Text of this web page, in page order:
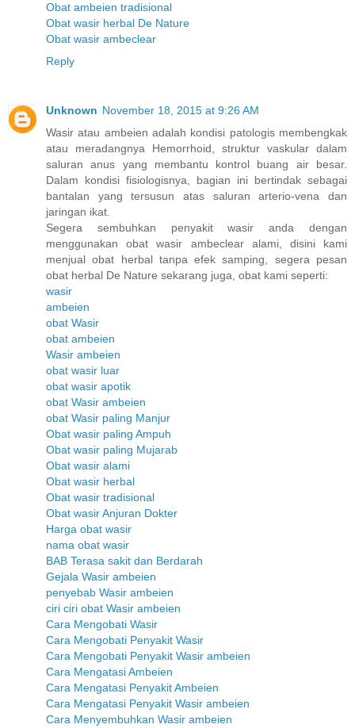
Obat ambeien tradisional
Obat wasir herbal De Nature
Obat wasir ambeclear
Reply
Unknown November 18, 2015 at 9:26 AM
Wasir atau ambeien adalah kondisi patologis membengkak
atau meradangnya Hemorrhoid, struktur vaskular dalam
saluran anus yang membantu kontrol buang air besar.
Dalam kondisi fisiologisnya, bagian ini bertindak sebagai
bantalan yang tersusun atas saluran arterio-vena dan
jaringan ikat.
Segera sembuhkan penyakit wasir anda dengan
menggunakan obat wasir ambeclear alami, disini kami
menjual obat herbal tanpa efek samping, segera pesan
obat herbal De Nature sekarang juga, obat kami seperti:
wasir
ambeien
obat Wasir
obat ambeien
Wasir ambeien
obat wasir luar
obat wasir apotik
obat Wasir ambeien
obat Wasir paling Manjur
Obat wasir paling Ampuh
Obat wasir paling Mujarab
Obat wasir alami
Obat wasir herbal
Obat wasir tradisional
Obat wasir Anjuran Dokter
Harga obat wasir
nama obat wasir
BAB Terasa sakit dan Berdarah
Gejala Wasir ambeien
penyebab Wasir ambeien
ciri ciri obat Wasir ambeien
Cara Mengobati Wasir
Cara Mengobati Penyakit Wasir
Cara Mengobati Penyakit Wasir ambeien
Cara Mengatasi Ambeien
Cara Mengatasi Penyakit Ambeien
Cara Mengatasi Penyakit Wasir ambeien
Cara Menyembuhkan Wasir ambeien